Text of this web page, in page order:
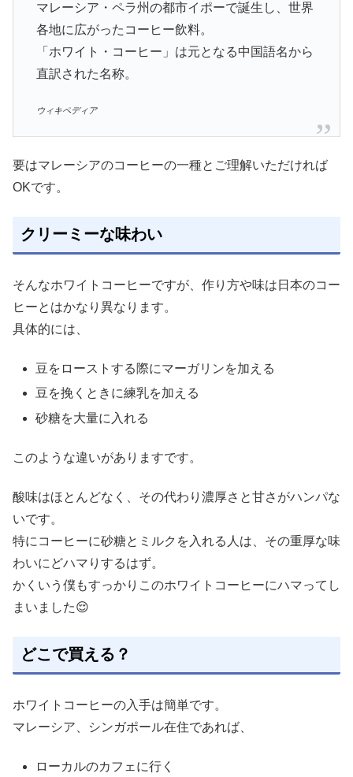
マレーシア・ペラ州の都市イポーで誕生し、世界
各地に広がったコーヒー飲料。
「ホワイト・コーヒー」は元となる中国語名から
直訳された名称。
ウィキペディア
要はマレーシアのコーヒーの一種とご理解いただければ
OKです。
クリーミーな味わい
そんなホワイトコーヒーですが、作り方や味は日本のコー
ヒーとはかなり異なります。
具体的には、
豆をローストする際にマーガリンを加える
豆を挽くときに練乳を加える
砂糖を大量に入れる
このような違いがありますです。
酸味はほとんどなく、その代わり濃厚さと甘さがハンパな
いです。
特にコーヒーに砂糖とミルクを入れる人は、その重厚な味
わいにどハマりするはず。
かくいう僕もすっかりこのホワイトコーヒーにハマってし
まいました😌
どこで買える？
ホワイトコーヒーの入手は簡単です。
マレーシア、シンガポール在住であれば、
ローカルのカフェに行く